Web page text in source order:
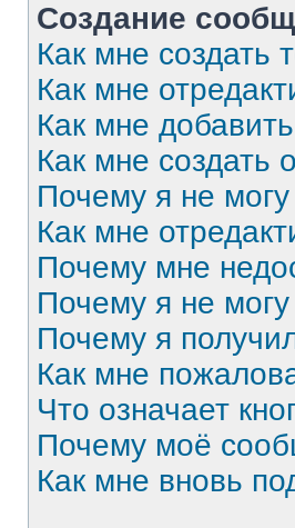
Создание
Как мне создать
Как мне
Как мне
Как мне создать
Почему я не
Как мне
Почему мне
Почему я не
Почему я
Как мне
Что означает
Почему моё
Как мне вновь